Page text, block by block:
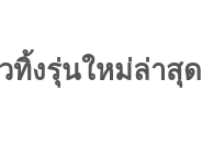
ทิ้งรุ่นใหม่ล่าสุด